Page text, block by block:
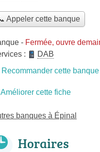
Appeler cette banque
- Fermée, ouvre
:
DAB
Recommander cette banque
Améliorer cette fiche
banques à Épinal
Horaires